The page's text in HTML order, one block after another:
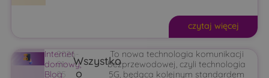
czytaj więcej
Internet
domowy,
Blog
2026-
01-
05
Wszystko
o
To nowa technologia komunikacji
bezprzewodowej, czyli technologia
5G, będąca kolejnym standardem